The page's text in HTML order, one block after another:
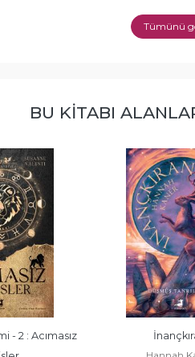
Tümünü
BU KITABI
- 2 : Acımasız